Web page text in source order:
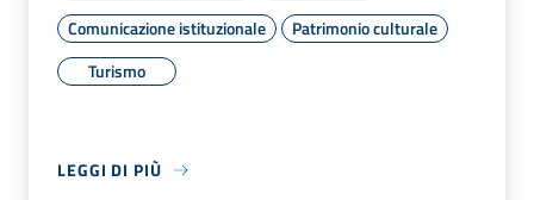
Comunicazione istituzionale
Patrimonio culturale
Turismo
LEGGI DI PIÙ